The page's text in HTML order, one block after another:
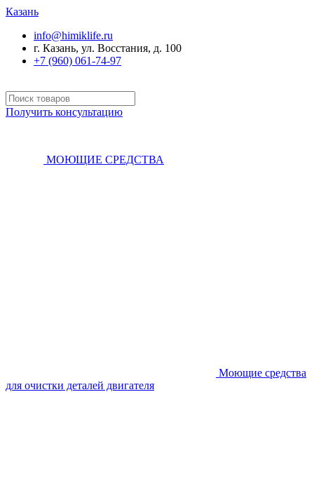
Казань
info@himiklife.ru
г. Казань, ул. Восстания, д. 100
+7 (960) 061-74-97
Получить консультацию
МОЮЩИЕ СРЕДСТВА
Моющие средства
для очистки деталей двигателя